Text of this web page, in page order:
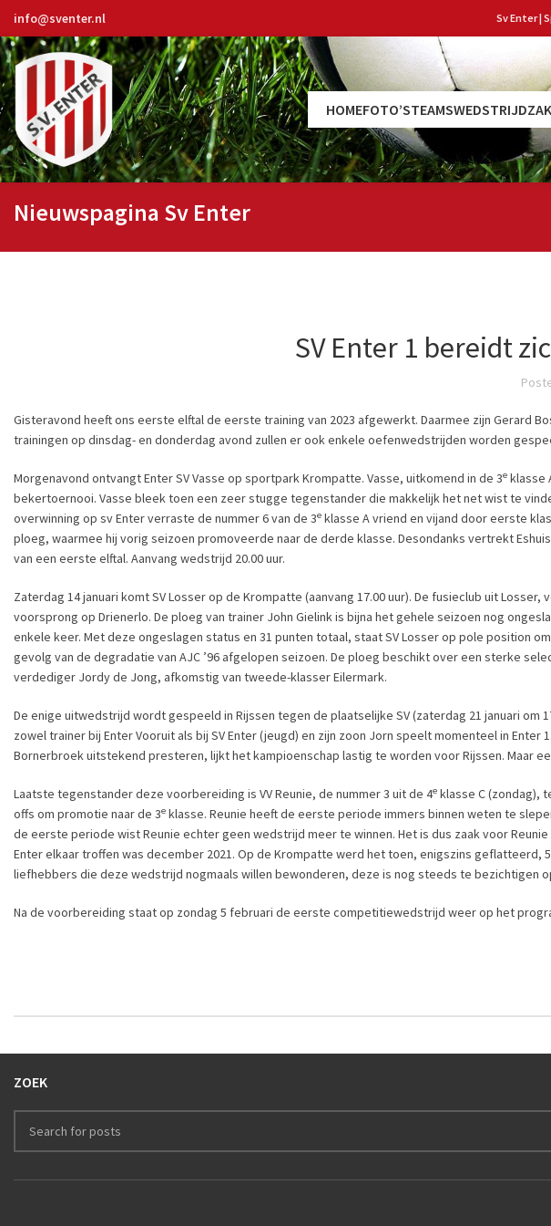
info@sventer.nl Sv Enter |
HOMEFOTO’STEAMS
Nieuwspagina Sv Enter
SV Enter 1 bereidt
Gisteravond heeft ons eerste elftal de eerste training van 2023 afgewerkt. Daarmee zijn Gerard
trainingen op dinsdag- en donderdag avond zullen er ook enkele oefenwedstrijden worden
Morgenavond ontvangt Enter SV Vasse op sportpark Krompatte. Vasse, uitkomend in de 3e klasse
bekertoernooi. Vasse bleek toen een zeer stugge tegenstander die makkelijk het net wist te
overwinning op sv Enter verraste de nummer 6 van de 3e klasse A vriend en vijand door eerste
ploeg, waarmee hij vorig seizoen promoveerde naar de derde klasse. Desondanks vertrekt
van een eerste elftal. Aanvang wedstrijd 20.00 uur.
Zaterdag 14 januari komt SV Losser op de Krompatte (aanvang 17.00 uur). De fusieclub uit
voorsprong op Drienerlo. De ploeg van trainer John Gielink is bijna het gehele seizoen nog
enkele keer. Met deze ongeslagen status en 31 punten totaal, staat SV Losser op pole position
gevolg van de degradatie van AJC ’96 afgelopen seizoen. De ploeg beschikt over een sterke
verdediger Jordy de Jong, afkomstig van tweede-klasser Eilermark.
De enige uitwedstrijd wordt gespeeld in Rijssen tegen de plaatselijke SV (zaterdag 21 januari
zowel trainer bij Enter Vooruit als bij SV Enter (jeugd) en zijn zoon Jorn speelt momenteel in Enter
Bornerbroek uitstekend presteren, lijkt het kampioenschap lastig te worden voor Rijssen. Maar
Laatste tegenstander deze voorbereiding is VV Reunie, de nummer 3 uit de 4e klasse C (zondag),
offs om promotie naar de 3e klasse. Reunie heeft de eerste periode immers binnen weten te
de eerste periode wist Reunie echter geen wedstrijd meer te winnen. Het is dus zaak voor
Enter elkaar troffen was december 2021. Op de Krompatte werd het toen, enigszins geflatteerd,
liefhebbers die deze wedstrijd nogmaals willen bewonderen, deze is nog steeds te bezichtigen
Na de voorbereiding staat op zondag 5 februari de eerste competitiewedstrijd weer op het
ZOEK